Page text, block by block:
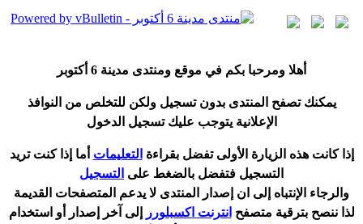
هلا ومرحبا بكم في موقع ومنتدى مدينة 6 أكتوبر
يمكنك تصفح المنتدى بدون تسجيل ولكن للتخلص من النوافذ
الإعلانية يتوجب عليك تسجيل الدخول
إذا كانت هذه الزيارة الأولى تفضل بقراءة التعليمات ما إذا كنت تريد
التسجيل فتفضل بالضغط على التسجيل
والرجاء الإنتباه إلى ان إصدار المنتدى لا يدعم المتصفحات القديمة
لذا ننصح بترقية متصفح انترنت اكسبلورر إلى آخر إصدار أو استخدام